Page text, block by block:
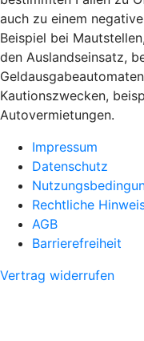
auch zu einem
Beispiel bei
den Auslandseinsatz,
Kautionszwecken,
Autovermietungen.
Impressum
Datenschutz
Rechtliche
AGB
Barrierefreiheit
Vertrag widerrufen